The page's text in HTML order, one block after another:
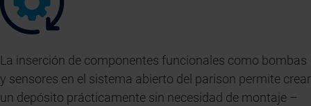
La inserción de componentes funcionales como bombas
y sensores en el sistema abierto del parison permite crear
un depósito prácticamente sin necesidad de montaje –